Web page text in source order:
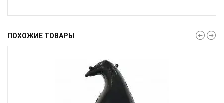
ПОХОЖИЕ ТОВАРЫ